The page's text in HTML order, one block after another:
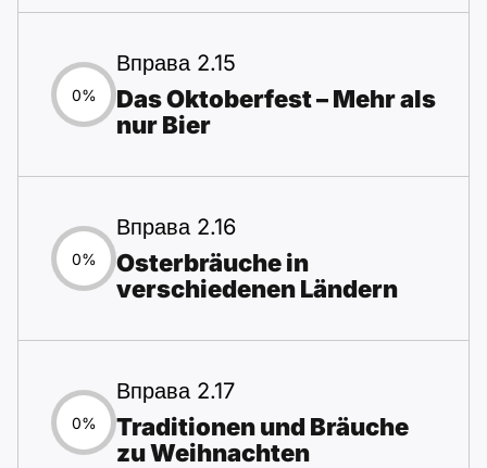
0%
Вправа 2.15
Das Oktoberfest – Mehr als
nur Bier
0%
Вправа 2.16
Osterbräuche in
verschiedenen Ländern
0%
Вправа 2.17
Traditionen und Bräuche
zu Weihnachten